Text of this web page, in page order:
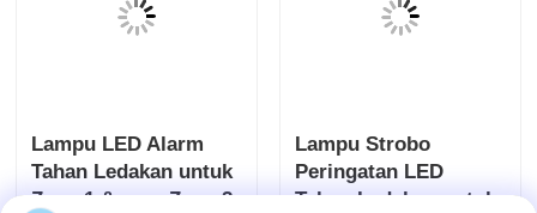
Lampu LED Alarm
Tahan Ledakan untuk
Zona 1 &amp; Zona 2
Lampu Strobo
Peringatan LED
Tahan Ledakan untuk